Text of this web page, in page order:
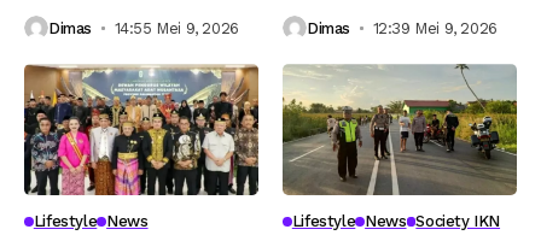
Dimas 14:55 Mei 9, 2026 Dimas 12:39 Mei 9, 2026
Lifestyle News Lifestyle News Society IKN